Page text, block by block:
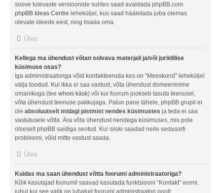
soove tulevaste versioonide suhtes saad avaldada phpBB.com
phpBB Ideas Centre leheküljel, kus saad hääletada juba olemas
olevate ideede eest, ning lisada oma.
Üles
Kellega ma ühendust võtan solvava materjali ja/või juriidilise
küsimuse osas?
Iga administraatoriga võid kontakteeruda kes on “Meeskond” leheküljel
välja toodud. Kui ikka ei saa vastust, võta ühendust domeeninime
omanikuga (tee whois käsk) või kui foorum jookseb tasuta teenusel,
võta ühendust teenuse pakkujaga. Palun pane tähele, phpBB grupil ei
ole absoluutselt midagi pistmist nendes küsimustes ja teda ei saa
vastutusele võtta. Ära võta ühendust nendega küsimuses, mis pole
otseselt phpBB saidiga seotud. Kui siiski saadad neile sedasorti
probleemi, võid mitte vastust saada.
Üles
Kuidas ma saan ühendust võtta foorumi administraatoriga?
Kõik kasutajad foorumil saavad kasutada funktsiooni “Kontakt” vormi,
juhul kui see valik on lubatud foorumi administraatori poolt.